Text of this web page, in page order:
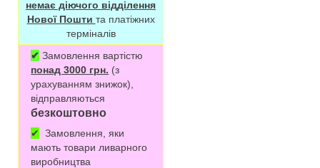
немає діючого відділення
Нової Пошти та платіжних
терміналів
✔ Замовлення вартістю
понад 3000 грн. (з
урахуванням знижок),
відправляються
безкоштовно
✔
Замовлення, яки
мають товари ливарного
виробництва